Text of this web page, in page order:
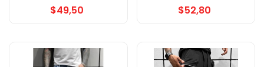
$49,50 $52,80